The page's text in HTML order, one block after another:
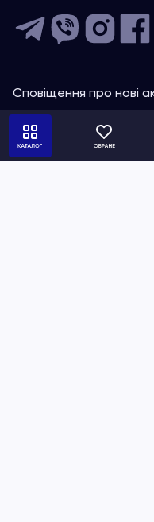
Сповіщення про нові